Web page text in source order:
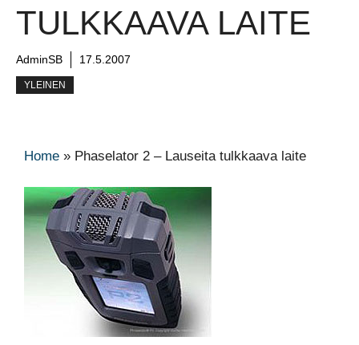
TULKKAAVA LAITE
AdminSB 17.5.2007
YLEINEN
Home » Phaselator 2 – Lauseita tulkkaava laite